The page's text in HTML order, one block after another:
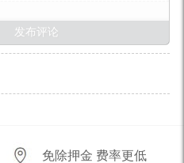
免除押金 费率更低